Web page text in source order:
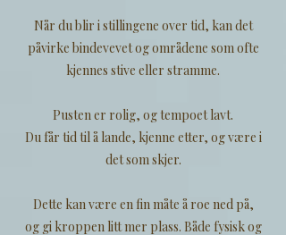
Når du blir i stillingene over tid, kan det
påvirke bindevevet og områdene som ofte
kjennes stive eller stramme.
Pusten er rolig, og tempoet lavt.
Du får tid til å lande, kjenne etter, og være i
det som skjer.
Dette kan være en fin måte å roe ned på,
og gi kroppen litt mer plass. Både fysisk og